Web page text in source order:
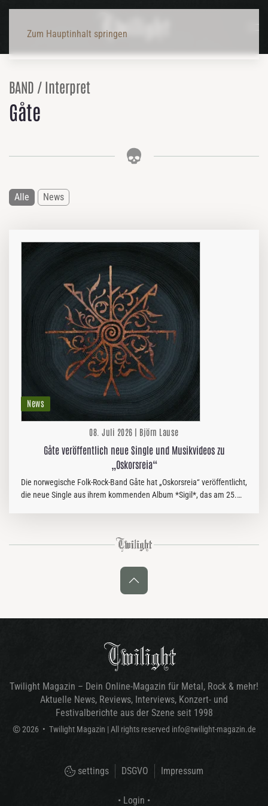
Zum Hauptinhalt springen
BAND / Interpret
Gåte
Alle News
News
08. Juli 2026 | Björn Lause
Gåte veröffentlich neue Single und Musikvideos zu
„Oskorsreia“
Die norwegische Folk-Rock-Band Gåte hat „Oskorsreia“ veröffentlicht,
die neue Single aus ihrem kommenden Album *Sigil*, das am 25.
Twilight Magazin – Dein Online-Magazin für Metal, Rock & mehr!
Aktuelle News, Reviews, Interviews, Konzert- und
Festivalberichte aus der Szene seit 1998
© 2026 • Twilight Magazin | All rights reserved info@twilight-magazin.de
settings DSGVO Impressum
• Login •